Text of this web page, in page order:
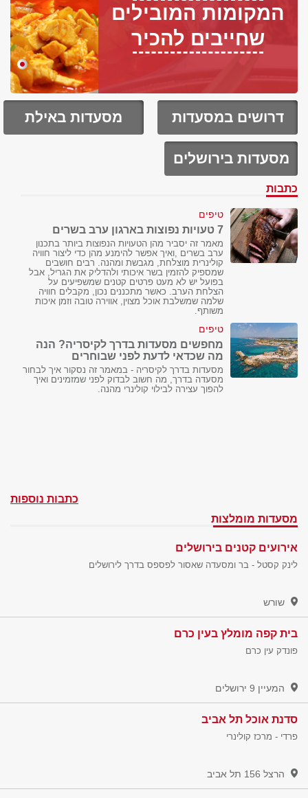
המקומות המובילים
שחייבים להכיר
דרושים במסעדות מסעדות באילת
מסעדות בירושלים
כתבות
טיפים
7 טעויות נפוצות בארגון ערב בשרים
מאמר זה יסביר מהן הטעויות הנפוצות ביותר בתכנון
ערב בשרים ,ואיך אפשר להימנע מהן כדי ליצור חוויה
קולינרית מוצלחת, מגבשת ומהנה. רבים חושבים
שמספיק להזמין בשר איכותי ולהדליק את הגריל, אבל
בפועל יש לא מעט פרטים קטנים שמשפיעים על
הצלחת הערב. כאשר מתכננים נכון, מקבלים חוויה
שלמה שמשלבת אוכל מצוין, אווירה טובה וזמן איכות
משותף.
טיפים
מחפשים מסעדות בדרך לקיסריה? הנה
מה שכדאי לדעת לפני שבוחרים
מסעדות בדרך לקיסריה - במאמר זה נסקור איך לבחור
מסעדה בדרך, מה חשוב לבדוק לפני שמזמינים ואיך
להפוך עצירה לבילוי קולינרי מהנה.
כתבות נוספות
מסעדות מומלצות
אירועים קטנים בירושלים
לינק קסטל - בר ומסעדה שאסור לפספס בדרך לירושלים
שורש
בית קפה מומלץ בעין כרם
פונדק עין כרם
המעיין 9 ירושלים
סדנת אוכל תל אביב
פרדי - מרכז קולינרי
הרצל 156 תל אביב